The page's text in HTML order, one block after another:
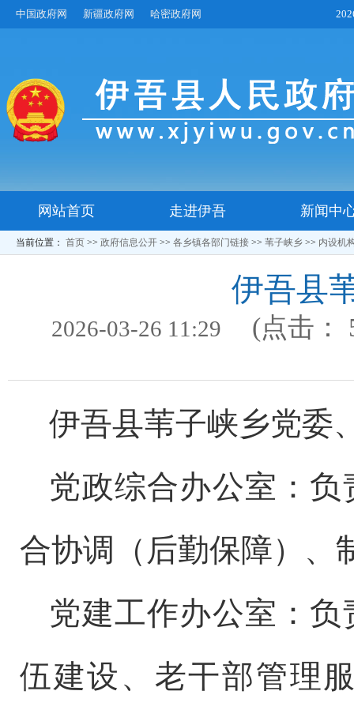
中国政府网 新疆政府网 哈密政府网
网站首页 走进伊吾 新闻中
当前位置： 首页 >> 政府信息公开 >> 各乡镇各部门链接 >> 苇子峡乡 >> 内设机
伊吾县
2026-03-26 11:29 (点击：
伊吾县苇子峡乡党委
党政综合办公室： 负
合协调（后勤保障） 、
党建工作办公室： 负
伍建设、 老干部管理